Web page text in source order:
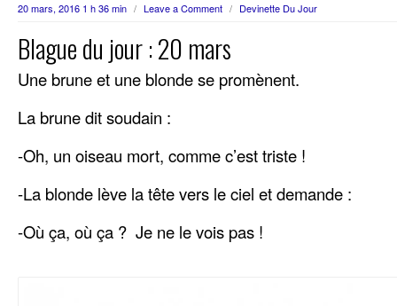
20 mars, 2016 1 h 36 min / Leave a Comment / Devinette Du Jour
Blague du jour : 20 mars
Une brune et une blonde se promènent.
La brune dit soudain :
-Oh, un oiseau mort, comme c’est triste !
-La blonde lève la tête vers le ciel et demande :
-Où ça, où ça ? Je ne le vois pas !